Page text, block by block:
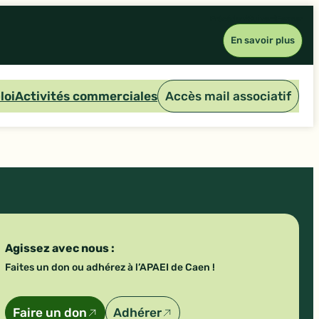
En savoir plus
Activités commerciales Accès mail associatif
Agissez avec nous :
Faites un don ou adhérez à l’APAEI de Caen !
Faire un don Adhérer